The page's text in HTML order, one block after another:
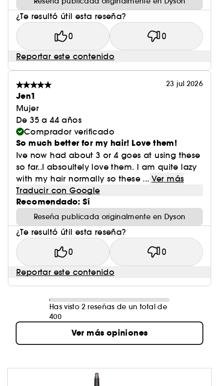
¿Te resultó útil esta reseña?
0 0
Reportar este contenido
23 jul 2026
Jen1
Mujer
De 35 a 44 años
Comprador verificado
So much better for my hair! Love them!
Ive now had about 3 or 4 goes at using these
so far..I absoultely love them. I am quite lazy
with my hair normally so these ... Ver más
Traducir con Google
Recomendado: Sí
Reseña publicada originalmente en Dyson
¿Te resultó útil esta reseña?
0 0
Reportar este contenido
Has visto 2 reseñas de un total de
400
Ver más opiniones